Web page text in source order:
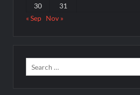
30
31
« Sep Nov »